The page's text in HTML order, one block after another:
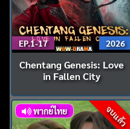
EP.1-17 2026
Chentang Genesis: Love
in Fallen City
จบแล้ว
พากย์ไทย